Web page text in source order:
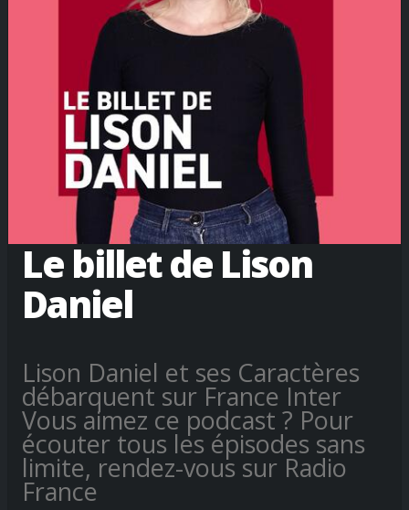
Le billet de Lison
Daniel
Lison Daniel et ses Caractères
débarquent sur France Inter
Vous aimez ce podcast ? Pour
écouter tous les épisodes sans
limite, rendez-vous sur Radio
France